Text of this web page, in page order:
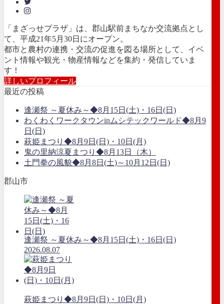
「まざっせプラザ」は、郡山駅前まちなか交流拠点とし
て、平成21年5月30日にオープン。
都市と農村の連携・交流の促進を図る場所として、イベ
ント情報や観光・物産情報などを集約・発信していま
す！
詳しいプロフィール
最近の投稿
逢瀬祭 ～夏休み～◆8月15日(土)・16日(日)
わくわくワークタウンinムシテックワールド◆8月9
日(日)
萩姫まつり◆8月9日(日)・10日(月)
鬼の里納涼夏まつり◆8月13日（木）
土門拳の風貌◆8月8日(土)～10月12日(日)
郡山市
逢瀬祭 ～夏休み～◆8月15日(土)・16日(日)
2026.08.07
萩姫まつり◆8月9日(日)・10日(月)